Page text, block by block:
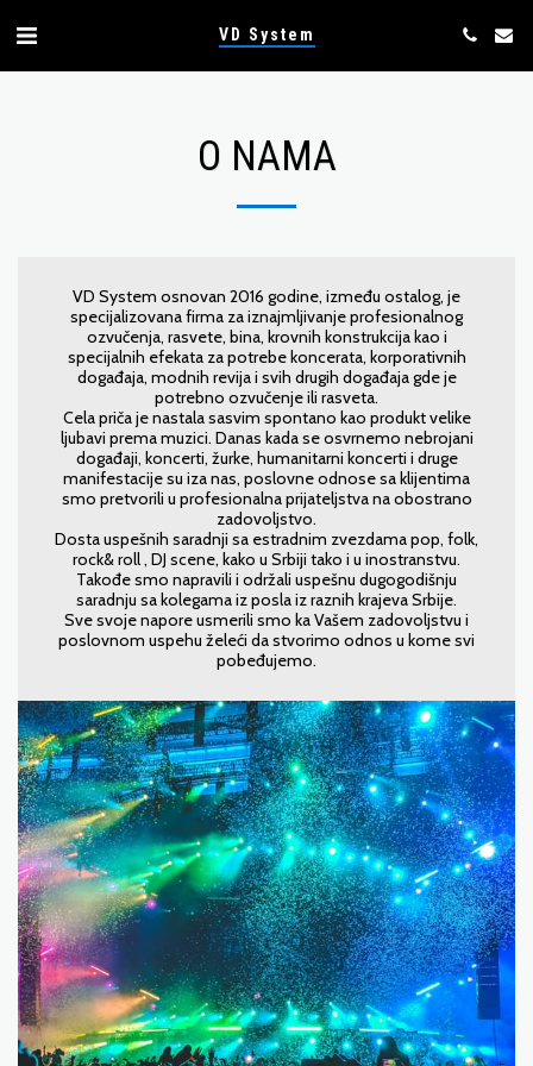
VD System
O NAMA
VD System osnovan 2016 godine, između ostalog, je
specijalizovana firma za iznajmljivanje profesionalnog
ozvučenja, rasvete, bina, krovnih konstrukcija kao i
specijalnih efekata za potrebe koncerata, korporativnih
događaja, modnih revija i svih drugih događaja gde je
potrebno ozvučenje ili rasveta.
Cela priča je nastala sasvim spontano kao produkt velike
ljubavi prema muzici. Danas kada se osvrnemo nebrojani
događaji, koncerti, žurke, humanitarni koncerti i druge
manifestacije su iza nas, poslovne odnose sa klijentima
smo pretvorili u profesionalna prijateljstva na obostrano
zadovoljstvo.
Dosta uspešnih saradnji sa estradnim zvezdama pop, folk,
rock& roll , DJ scene, kako u Srbiji tako i u inostranstvu.
Takođe smo napravili i održali uspešnu dugogodišnju
saradnju sa kolegama iz posla iz raznih krajeva Srbije.
Sve svoje napore usmerili smo ka Vašem zadovoljstvu i
poslovnom uspehu želeći da stvorimo odnos u kome svi
pobeđujemo.